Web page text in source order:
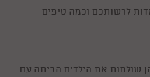
לרשותכם וכמה טיפים
שולחות את הילדים הביתה עם